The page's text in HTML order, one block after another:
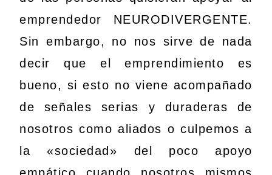
emprendedor NEURODIVERGENTE.
Sin embargo, no nos sirve de nada
decir que el emprendimiento es
bueno, si esto no viene acompañado
de señales serias y duraderas de
nosotros como aliados o culpemos a
la «sociedad» del poco apoyo